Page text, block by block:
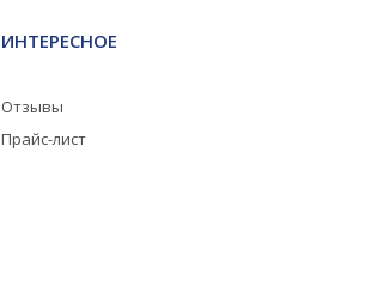
ИНТЕРЕСНОЕ
Отзывы
Прайс-лист